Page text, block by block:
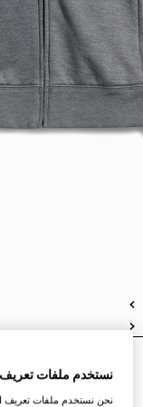
سويت شيرت من قطن
جيرسي مزوّد بسحّاب
نستخدم ملفات تعريف
نحن نستخدم ملفات تعريف